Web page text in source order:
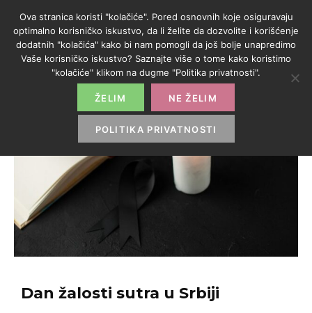
Dan žalosti sutra u Srbiji
Ova stranica koristi "kolačiće". Pored osnovnih koje osiguravaju
optimalno korisničko iskustvo, da li želite da dozvolite i korišćenje
dodatnih "kolačića" kako bi nam pomogli da još bolje unapredimo
Vaše korisničko iskustvo? Saznajte više o tome kako koristimo
"kolačiće" klikom na dugme "Politika privatnosti".
ŽELIM NE ŽELIM
POLITIKA PRIVATNOSTI